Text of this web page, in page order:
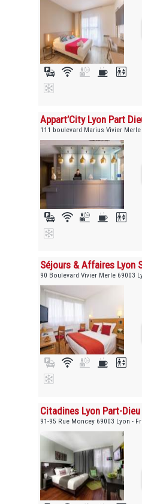
Appart’City Lyon Part
111 boulevard Marius Vivier
Séjours & Affaires Lyon
90 Boulevard Vivier Merle 69003
Citadines Lyon Part-
91-95 Rue Moncey 69003 Lyon -